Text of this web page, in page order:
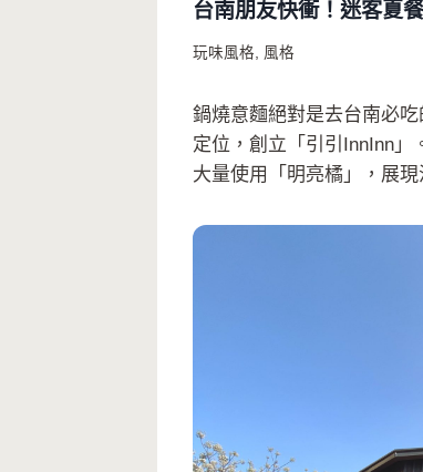
台南朋友快衝！迷客夏
玩味風格, 風格
鍋燒意麵絕對是去台南必
定位，創立「引引InnInn
大量使用「明亮橘」，展現